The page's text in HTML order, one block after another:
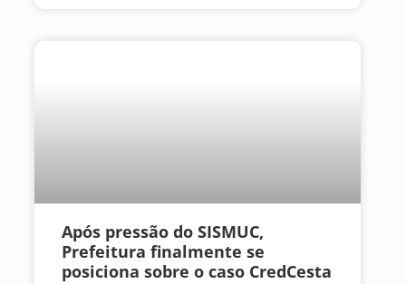
Após pressão do SISMUC,
Prefeitura finalmente se
posiciona sobre o caso CredCesta